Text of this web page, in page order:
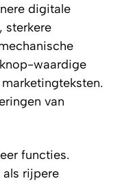
digitale
sterkere
waardige
van
functies.
rijpere